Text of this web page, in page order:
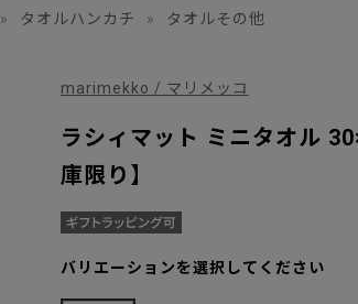
» タオルハンカチ » タオルその他
marimekko / マリメッコ
ラシィマット ミニタオル
庫限り】
バリエーションを選択してください